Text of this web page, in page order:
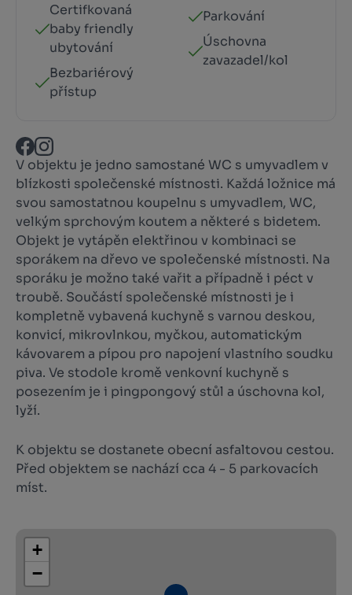
Certifkovaná
baby friendly
ubytování
Bezbariérový
přístup
Parkování
Úschovna
zavazadel/kol
V objektu je jedno samostané WC s umyvadlem v
blízkosti společenské místnosti. Každá ložnice má
svou samostatnou koupelnu s umyvadlem, WC,
velkým sprchovým koutem a některé s bidetem.
Objekt je vytápěn elektřinou v kombinaci se
sporákem na dřevo ve společenské místnosti. Na
sporáku je možno také vařit a případně i péct v
troubě. Součástí společenské místnosti je i
kompletně vybavená kuchyně s varnou deskou,
konvicí, mikrovlnkou, myčkou, automatickým
kávovarem a pípou pro napojení vlastního soudku
piva. Ve stodole kromě venkovní kuchyně s
posezením je i pingpongový stůl a úschovna kol,
lyží.
K objektu se dostanete obecní asfaltovou cestou.
Před objektem se nachází cca 4 - 5 parkovacích
míst.
+
−